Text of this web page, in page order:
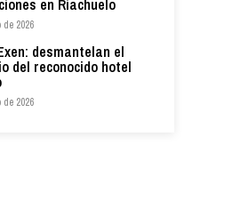
en Riachuelo
2026
desmantelan el
del reconocido hotel
2026